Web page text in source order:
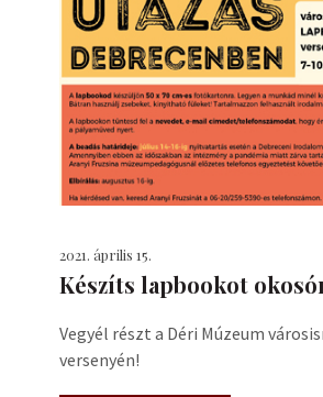
2021. április 15.
Készíts lapbookot
Vegyél részt a Déri Múzeum
versenyén!